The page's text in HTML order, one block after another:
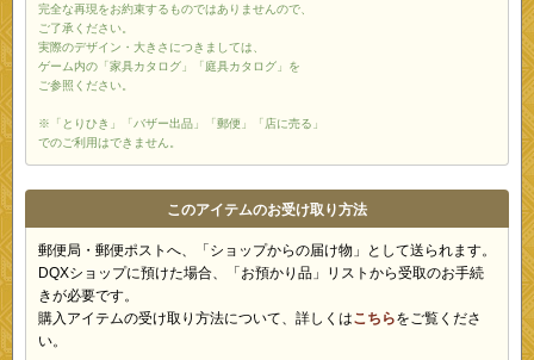
完全な再現をお約束するものではありませんので、
ご了承ください。
実際のデザイン・大きさにつきましては、
ゲーム内の「家具カタログ」「庭具カタログ」を
ご参照ください。
※「とりひき」「バザー出品」「郵便」「店に売る」
でのご利用はできません。
このアイテムのお受け取り方法
郵便局・郵便ポストへ、「ショップからの届け物」として送られます。
DQXショップに預けた場合、「お預かり品」リストから受取のお手続
きが必要です。
購入アイテムの受け取り方法について、詳しくはこちらをご覧くださ
い。